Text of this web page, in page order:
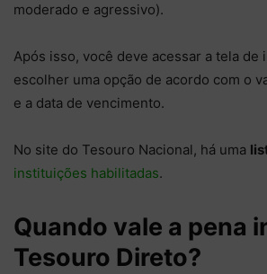
moderado e agressivo).
Após isso, você deve acessar a tela de
escolher uma opção de acordo com o
e a data de vencimento.
No site do Tesouro Nacional, há uma
instituições habilitadas.
Quando vale a pena
Tesouro Direto?